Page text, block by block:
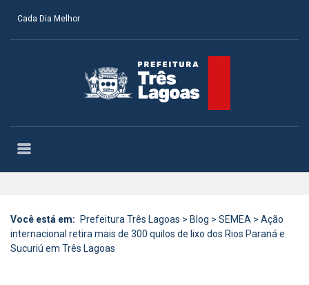
Cada Dia Melhor
Você está em: Prefeitura Três Lagoas > Blog > SEMEA > Ação
internacional retira mais de 300 quilos de lixo dos Rios Paraná e
Sucuriú em Três Lagoas